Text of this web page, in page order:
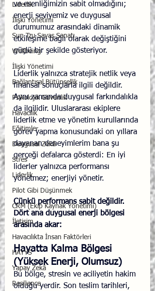
Liderlik
İlişki Yönetimi
Sun Tzu Savaş Sanatı
Wellbeing
İlişki Yönetimi
Bağlantısal Bütünsellik
Psikolojik Güvenlik
Havacılık
Eğitimler
Duygusal Zekâ
Stres
Liderlik
Pilot Gibi Düşünmek
CRM (Ekip Kaynak Yönetimi)
İletişim
Havacılıkta İnsan Faktörleri
HAYYS
Yapay Zekâ
Resilience
ve esenliğimizin sabit olmadığını;
enerji seviyemiz ve duygusal
durumumuz arasındaki dinamik
etkileşime bağlı olarak değiştiğini
güçlü bir şekilde gösteriyor.
Liderlik yalnızca stratejik netlik veya
finansal sonuçlarla ilgili değildir.
Aynı zamanda duygusal farkındalıkla
da ilgilidir. Uluslararası ekiplere
liderlik etme ve yönetim kurullarında
görev yapma konusundaki on yıllara
dayanan deneyimlerim bana şu
gerçeği defalarca gösterdi: En iyi
liderler yalnızca performansı
yönetmez; enerjiyi yönetir.
Çünkü performans sabit değildir.
Dört ana duygusal enerji bölgesi
arasında akar:
Hayatta Kalma Bölgesi
(Yüksek Enerji, Olumsuz)
Bu bölge, stresin ve aciliyetin hakim
olduğu yerdir. Son teslim tarihleri,